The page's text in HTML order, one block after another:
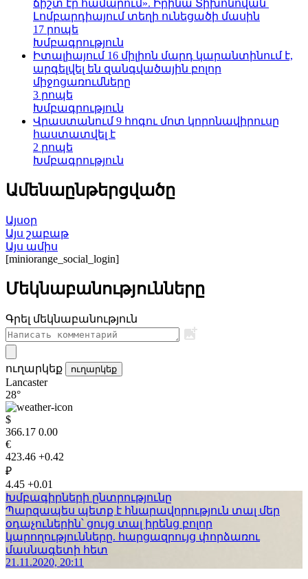
ճիշտ էր համարում». Իրինա Տիխոնովան՝
Լոմբարդիայում տեղի ունեցածի մասին
17 րոպե
Խմբագրություն
Իտալիայում 16 միլիոն մարդ կարանտինում է,
արգելվել են զանգվածային բոլոր
միջոցառումները
3 րոպե
Խմբագրություն
Վրաստանում 9 հոգու մոտ կորոնավիրուսը
հաստատվել է
2 րոպե
Խմբագրություն
Ամենաընթերցվածը
Այսօր
Այս շաբաթ
Այս ամիս
[miniorange_social_login]
Մեկնաբանությունները
Գրել մեկնաբանություն
ուղարկեք ուղարկեք
Lancaster
28°
$
366.17 0.00
€
423.46 +0.42
₽
4.45 +0.01
Խմբագիրների ընտրությունը
Պարզապես պետք է հնարավորություն տալ մեր
օդաչուներին՝ ցույց տալ իրենց բոլոր
կարողությունները. հարցազրույց փորձառու
մասնագետի հետ
21.11.2020, 20:11